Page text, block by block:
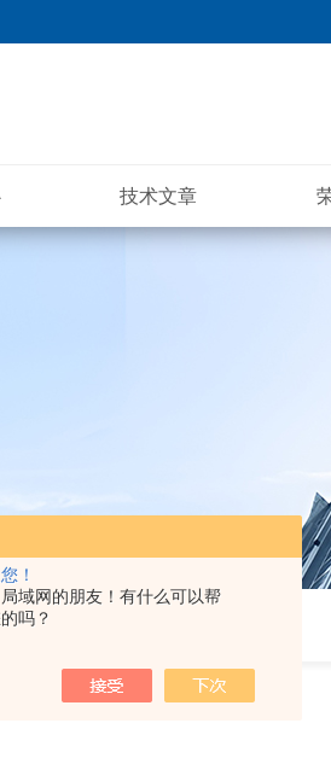
！
域网的朋友！有什么可以帮
吗？
技术文章
验仪